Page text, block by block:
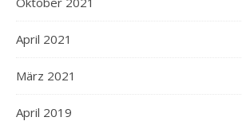
April 2021
März 2021
April 2019